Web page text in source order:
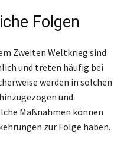
Folgen
Zweiten Weltkrieg sind
und treten häufig bei
werden in solchen
und
Maßnahmen können
zur Folge haben.